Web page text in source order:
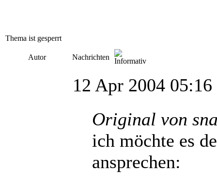
Thema ist gesperrt
Autor Nachrichten
12 Apr 2004 05:16
Original von
ich möchte es
ansprechen: